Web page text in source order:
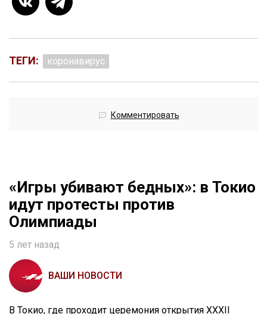
ТЕГИ: коронавирус
Комментировать
«Игры убивают бедных»: в Токио
идут протесты против
Олимпиады
5 лет назад
ВАШИ НОВОСТИ
В Токио, где проходит церемония открытия XXXII